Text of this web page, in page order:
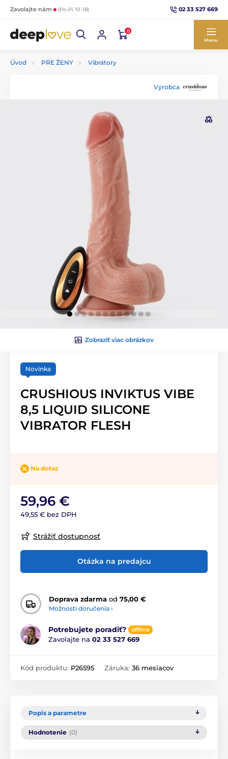
Zavolajte nám (Po-Pi 10-18) 02 33 527 669
0
Menu
Úvod PRE ŽENY Vibrátory
Výrobca
Zobraziť viac obrázkov
Novinka
CRUSHIOUS INVIKTUS VIBE
8,5 LIQUID SILICONE
VIBRATOR FLESH
Na dotaz
59,96 €
49,55 € bez DPH
Strážiť dostupnosť
Otázka na predajcu
Doprava zdarma od 75,00 €
Možnosti doručenia ›
Potrebujete poradiť? offline
Zavolajte na 02 33 527 669
Kód produktu: P26595 Záruka: 36 mesiacov
Popis a parametre
Hodnotenie (0)